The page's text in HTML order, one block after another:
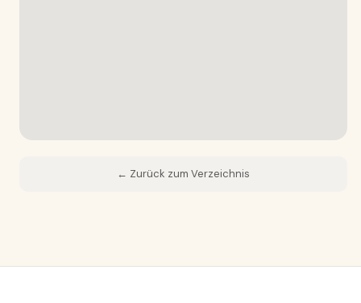
← Zurück zum Verzeichnis